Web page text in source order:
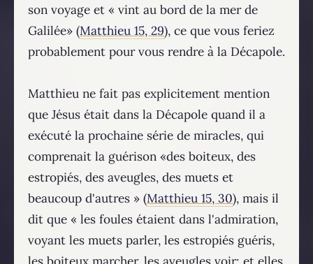
son voyage et « vint au bord de la mer de
Galilée» (Matthieu 15, 29), ce que vous feriez
probablement pour vous rendre à la Décapole.
Matthieu ne fait pas explicitement mention
que Jésus était dans la Décapole quand il a
exécuté la prochaine série de miracles, qui
comprenait la guérison «des boiteux, des
estropiés, des aveugles, des muets et
beaucoup d'autres » (Matthieu 15, 30), mais il
dit que « les foules étaient dans l'admiration,
voyant les muets parler, les estropiés guéris,